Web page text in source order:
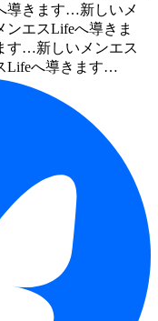
導きます…新しいメ
ンエスLifeへ導きま
す…新しいメンエス
Lifeへ導きます…